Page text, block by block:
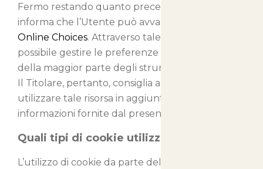
Fermo restando quanto precede, il Titolare
informa che l’Utente può avvalersi di
Online Choices. Attraverso tale servizio è
possibile gestire le preferenze di tracciamento
della maggior parte degli strumenti pubblicitari.
Il Titolare, pertanto, consiglia agli Utenti di
utilizzare tale risorsa in aggiunta alle
informazioni fornite dal presente documento.
Quali tipi di cookie utilizziamo
L’utilizzo di cookie da parte del titolare di questo